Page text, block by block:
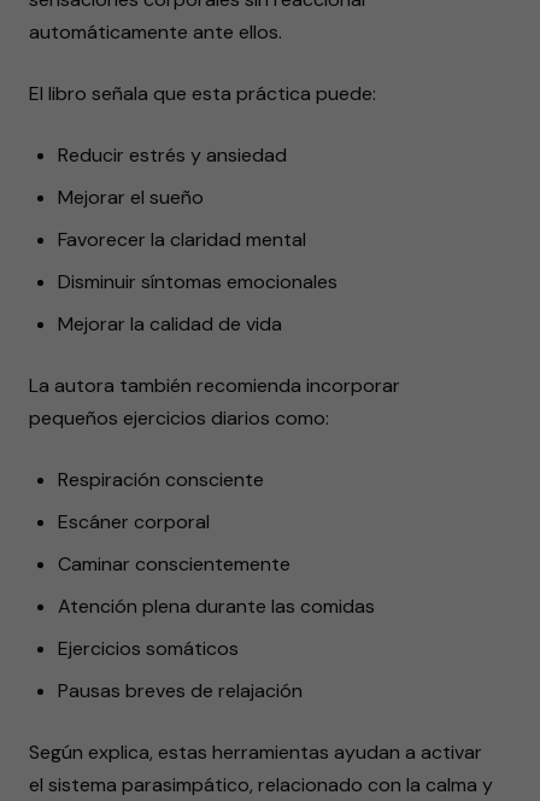
automáticamente ante ellos.
El libro señala que esta práctica puede:
Reducir estrés y ansiedad
Mejorar el sueño
Favorecer la claridad mental
Disminuir síntomas emocionales
Mejorar la calidad de vida
La autora también recomienda incorporar
pequeños ejercicios diarios como:
Respiración consciente
Escáner corporal
Caminar conscientemente
Atención plena durante las comidas
Ejercicios somáticos
Pausas breves de relajación
Según explica, estas herramientas ayudan a activar
el sistema parasimpático, relacionado con la calma y